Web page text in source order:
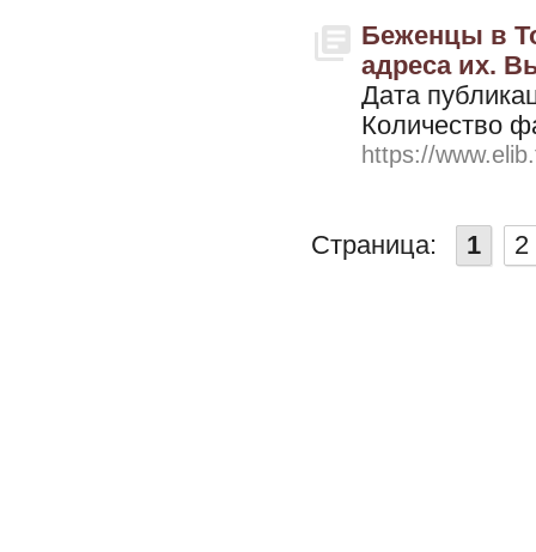
Беженцы в
адреса их.
Дата
Количество
https://
Страница: 1 2